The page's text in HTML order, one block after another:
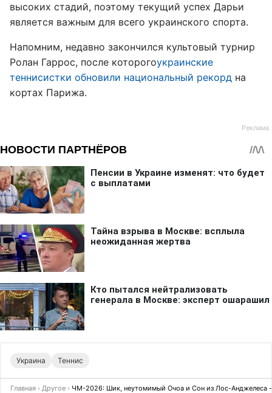
высоких стадий, поэтому текущий успех Дарьи
является важным для всего украинского спорта.
Напомним, недавно закончился культовый турнир
Ролан Гаррос, после которогоукраинские
теннисистки обновили национальный рекорд на
кортах Парижа.
Украина Теннис
Главная › Другое › ЧМ-2026: Шик, неутомимый Очоа и Сон из Лос-Анджелеса -